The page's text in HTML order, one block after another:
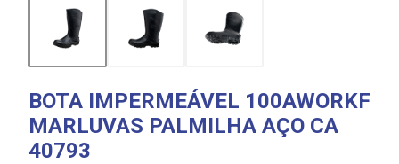
BOTA IMPERMEÁVEL 100AWORKF
MARLUVAS PALMILHA AÇO CA
40793